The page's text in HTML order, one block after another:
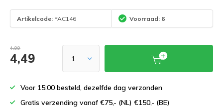
Artikelcode: FAC146 Voorraad: 6
4,99
4,49
Voor 15:00 besteld, dezelfde dag verzonden
Gratis verzending vanaf €75,- (NL) €150,- (BE)